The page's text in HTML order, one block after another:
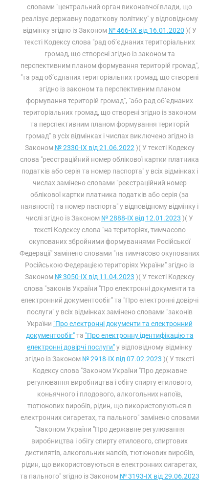
словами "центральний орган виконавчої влади, що
реалізує державну податкову політику" у відповідному
відмінку згідно із Законом № 466-IX від 16.01.2020 )( У
тексті Кодексу слова "рад об’єднаних територіальних
громад, що створені згідно із законом та
перспективним планом формування територій громад",
"та рад об’єднаних територіальних громад, що створені
згідно із законом та перспективним планом
формування територій громад", "або рад об’єднаних
територіальних громад, що створені згідно із законом
та перспективним планом формування територій
громад" в усіх відмінках і числах виключено згідно із
Законом № 2330-IX від 21.06.2022 )( У тексті Кодексу
слова "реєстраційний номер облікової картки платника
податків або серія та номер паспорта" у всіх відмінках і
числах замінено словами "реєстраційний номер
облікової картки платника податків або серія (за
наявності) та номер паспорта" у відповідному відмінку і
числі згідно із Законом № 2888-IX від 12.01.2023 )( У
тексті Кодексу слова "на територіях, тимчасово
окупованих збройними формуваннями Російської
Федерації" замінено словами "на тимчасово окупованих
Російською Федерацією територіях України" згідно із
Законом № 3050-IX від 11.04.2023 )( У тексті Кодексу
слова "законів України "Про електронні документи та
електронний документообіг" та "Про електронні довірчі
послуги" у всіх відмінках замінено словами "законів
України "Про електронні документи та електронний
документообіг"та "Про електронну ідентифікацію та
електронні довірчі послуги"у відповідному відмінку
згідно із Законом № 2918-IX від 07.02.2023 )( У тексті
Кодексу слова "Законом України "Про державне
регулювання виробництва і обігу спирту етилового,
коньячного і плодового, алкогольних напоїв,
тютюнових виробів, рідин, що використовуються в
електронних сигаретах, та пального" замінено словами
"Законом України "Про державне регулювання
виробництва і обігу спирту етилового, спиртових
дистилятів, алкогольних напоїв, тютюнових виробів,
рідин, що використовуються в електронних сигаретах,
та пального" згідно із Законом № 3193-IX від 29.06.2023